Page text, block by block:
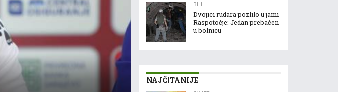
BIH
Dvojici rudara pozlilo u jami
Raspotočje: Jedan prebačen
u bolnicu
NAJČITANIJE